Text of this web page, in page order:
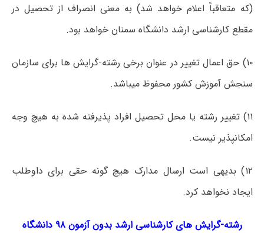
(که متعاقباً اعلام خواهد شد) به معنی انصراف از تحصیل در
مقطع کارشناسی ارشد دانشگاه سمنان خواهد بود.
۱۰) حق اعمال تغییر در عنوان برخی رشته-گرایش ها برای سازمان
سنجش آموزش کشور محفوظ میباشد.
۱۱) تغییر رشته یا محل تحصیل افراد پذیرفته شده به هیچ وجه
امکانپذیر نیست.
۱۲) بدیهی است ارسال مدارک هیچ گونه حقی برای داوطلب
ایجاد نخواهد کرد.
رشته-گرایش های کارشناسی ارشد بدون آزمون
۹۸ دانشگاه